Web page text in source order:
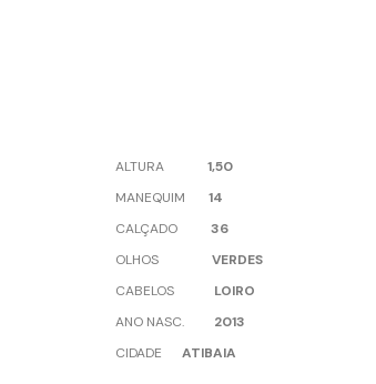
ALTURA 1,50
MANEQUIM 14
CALÇADO 36
OLHOS
VERDES
CABELOS
LOIRO
ANO NASC. 2013
CIDADE ATIBAIA